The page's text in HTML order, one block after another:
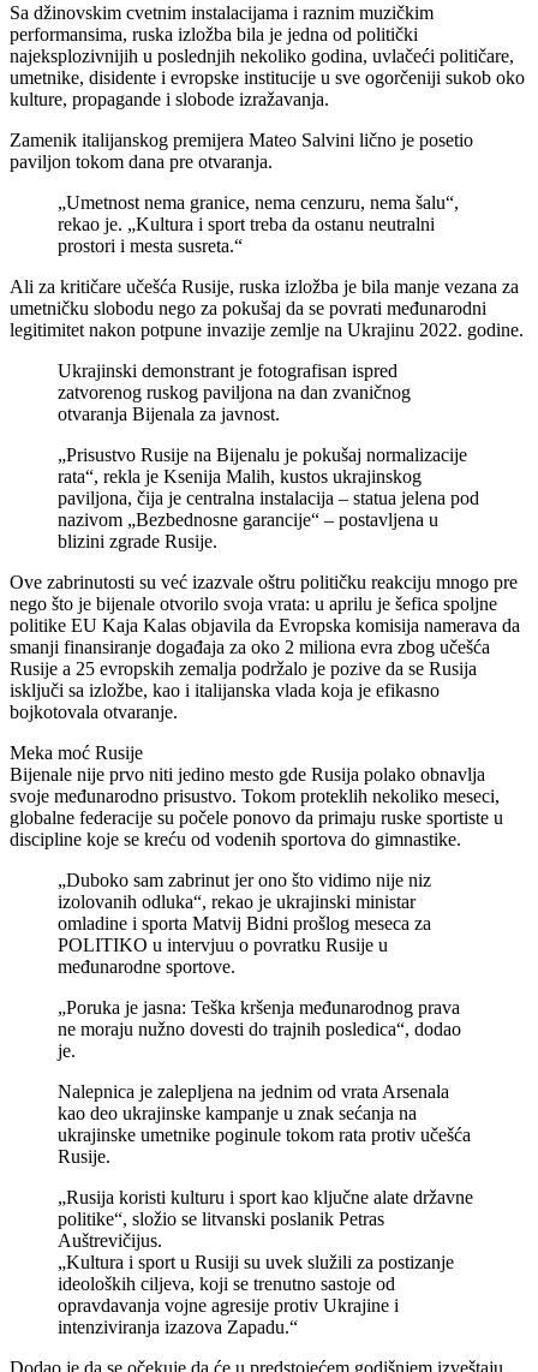
Sa džinovskim cvetnim instalacijama i raznim muzičkim
performansima, ruska izložba bila je jedna od politički
najeksplozivnijih u poslednjih nekoliko godina, uvlačeći političare,
umetnike, disidente i evropske institucije u sve ogorčeniji sukob oko
kulture, propagande i slobode izražavanja.
Zamenik italijanskog premijera Mateo Salvini lično je posetio
paviljon tokom dana pre otvaranja.
„Umetnost nema granice, nema cenzuru, nema šalu“,
rekao je. „Kultura i sport treba da ostanu neutralni
prostori i mesta susreta.“
Ali za kritičare učešća Rusije, ruska izložba je bila manje vezana za
umetničku slobodu nego za pokušaj da se povrati međunarodni
legitimitet nakon potpune invazije zemlje na Ukrajinu 2022. godine.
Ukrajinski demonstrant je fotografisan ispred
zatvorenog ruskog paviljona na dan zvaničnog
otvaranja Bijenala za javnost.
„Prisustvo Rusije na Bijenalu je pokušaj normalizacije
rata“, rekla je Ksenija Malih, kustos ukrajinskog
paviljona, čija je centralna instalacija – statua jelena pod
nazivom „Bezbednosne garancije“ – postavljena u
blizini zgrade Rusije.
Ove zabrinutosti su već izazvale oštru političku reakciju mnogo pre
nego što je bijenale otvorilo svoja vrata: u aprilu je šefica spoljne
politike EU Kaja Kalas objavila da Evropska komisija namerava da
smanji finansiranje događaja za oko 2 miliona evra zbog učešća
Rusije a 25 evropskih zemalja podržalo je pozive da se Rusija
isključi sa izložbe, kao i italijanska vlada koja je efikasno
bojkotovala otvaranje.
Meka moć Rusije
Bijenale nije prvo niti jedino mesto gde Rusija polako obnavlja
svoje međunarodno prisustvo. Tokom proteklih nekoliko meseci,
globalne federacije su počele ponovo da primaju ruske sportiste u
discipline koje se kreću od vodenih sportova do gimnastike.
„Duboko sam zabrinut jer ono što vidimo nije niz
izolovanih odluka“, rekao je ukrajinski ministar
omladine i sporta Matvij Bidni prošlog meseca za
POLITIKO u intervjuu o povratku Rusije u
međunarodne sportove.
„Poruka je jasna: Teška kršenja međunarodnog prava
ne moraju nužno dovesti do trajnih posledica“, dodao
je.
Nalepnica je zalepljena na jednim od vrata Arsenala
kao deo ukrajinske kampanje u znak sećanja na
ukrajinske umetnike poginule tokom rata protiv učešća
Rusije.
„Rusija koristi kulturu i sport kao ključne alate državne
politike“, složio se litvanski poslanik Petras
Auštrevičijus.
„Kultura i sport u Rusiji su uvek služili za postizanje
ideoloških ciljeva, koji se trenutno sastoje od
opravdavanja vojne agresije protiv Ukrajine i
intenziviranja izazova Zapadu.“
Dodao je da se očekuje da će u predstojećem godišnjem izveštaju